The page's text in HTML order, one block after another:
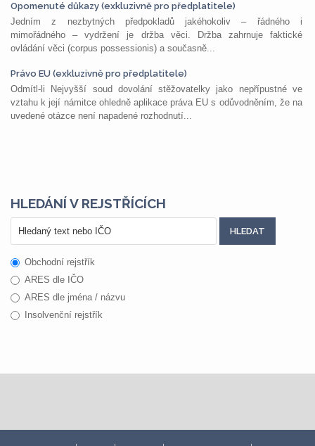
Opomenuté důkazy (exkluzivně pro předplatitele)
Jedním z nezbytných předpokladů jakéhokoliv – řádného i
mimořádného – vydržení je držba věci. Držba zahrnuje faktické
ovládání věci (corpus possessionis) a současně...
Právo EU (exkluzivně pro předplatitele)
Odmítl-li Nejvyšší soud dovolání stěžovatelky jako nepřípustné ve
vztahu k její námitce ohledně aplikace práva EU s odůvodněním, že na
uvedené otázce není napadené rozhodnutí...
HLEDÁNÍ V REJSTŘÍCÍCH
Obchodní rejstřík
ARES dle IČO
ARES dle jména / názvu
Insolvenční rejstřík